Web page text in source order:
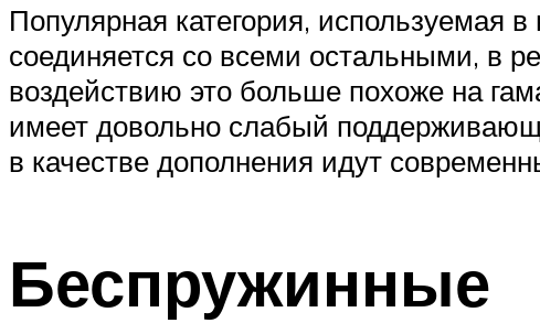
Популярная категория, используемая
соединяется со всеми остальными, в
воздействию это больше похоже на
имеет довольно слабый
в качестве дополнения идут
Беспружинные